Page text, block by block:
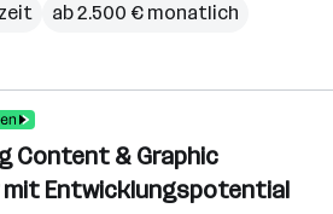
ab 2.500 € monatlich
Content & Graphic
mit Entwicklungspotential